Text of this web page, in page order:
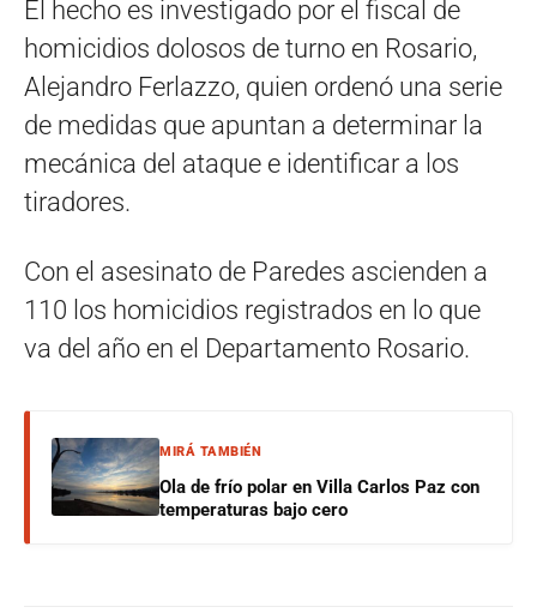
El hecho es investigado por el fiscal de
homicidios dolosos de turno en Rosario,
Alejandro Ferlazzo, quien ordenó una serie
de medidas que apuntan a determinar la
mecánica del ataque e identificar a los
tiradores.
Con el asesinato de Paredes ascienden a
110 los homicidios registrados en lo que
va del año en el Departamento Rosario.
MIRÁ TAMBIÉN
Ola de frío polar en Villa Carlos Paz con
temperaturas bajo cero